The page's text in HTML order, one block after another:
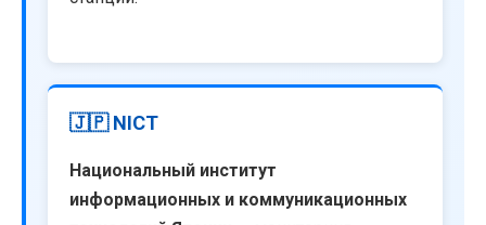
🇯🇵 NICT
Национальный институт
информационных и коммуникационных